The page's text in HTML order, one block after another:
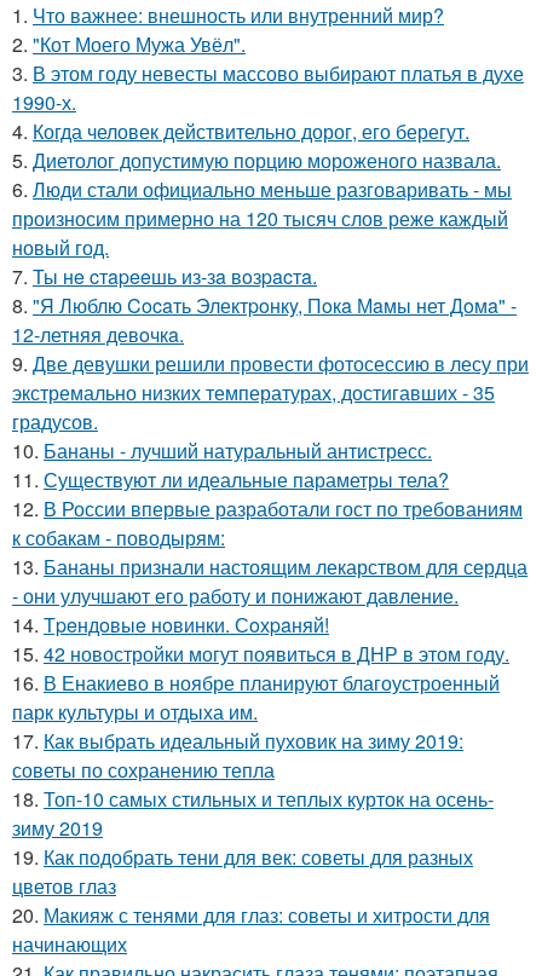
1. Что важнее: внешность или внутренний мир?
2. "Кот Моего Мужа Увёл".
3. В этом году невесты массово выбирают платья в духе
1990-х.
4. Когда человек действительно дорог, его берегут.
5. Диетолог допустимую порцию мороженого назвала.
6. Люди стали официально меньше разговаривать - мы
произносим примерно на 120 тысяч слов реже каждый
новый год.
7. Ты нe cтapeeшь из-зa вoзpacтa.
8. "Я Люблю Cocaть Электpoнкy, Пoкa Мaмы нет Дoмa" -
12-летняя девoчкa.
9. Две девушки решили провести фотосессию в лесу при
экстремально низких температурах, достигавших - 35
градусов.
10. Бананы - лучший натуральный антистресс.
11. Существуют ли идеальные параметры тела?
12. В России впервые разработали гост по требованиям
к собакам - поводырям:
13. Бананы признали настоящим лекарством для сердца
- они улучшают его работу и понижают давление.
14. Тpeндoвыe нoвинки. Сoхpaняй!
15. 42 новостройки могут появиться в ДНР в этом году.
16. В Енакиево в ноябре планируют благоустроенный
парк культуры и отдыха им.
17. Как выбрать идеальный пуховик на зиму 2019:
советы по сохранению тепла
18. Топ-10 самых стильных и теплых курток на осень-
зиму 2019
19. Как подобрать тени для век: советы для разных
цветов глаз
20. Макияж с тенями для глаз: советы и хитрости для
начинающих